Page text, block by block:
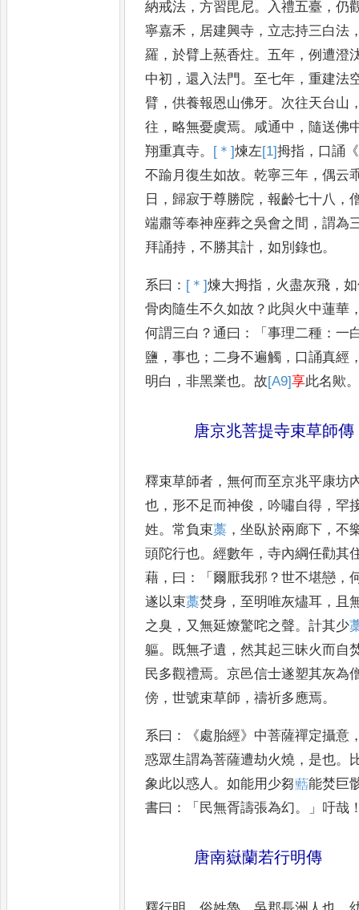
納戒法 ，方習毘尼。 入禮五臺 ，仍
寧嘉禾 ， 居建興寺 ， 立志持三白法
羅 ，於臂上爇香炷。 五年 ，例遭澄
中初 ，還入法門 。至七年 ，重建法
臂 ，供養報恩山佛牙。 次往天台山
往 ，略無憂虞焉。 咸通中 ， 隨送佛
翔重真寺。 [＊]煉左[1]拇指 ， 口誦 《
不踰月復生如故。乾寧三年 ，偶云
日 ， 歸寂于尊勝院 ，報齡七十八 ，
端肅等奉神座葬之吳會之間 ，謂為
拜誦持 ，不勝其計 ，如別錄也。
系曰 ： [＊]煉大拇指 ， 火盡灰飛 ，
骨肉隨生不久如故 ？ 此與火中蓮華
何謂三白 ？通曰 ：「事理二種 ：一
鹽 ，事也 ； 二身不遍觸 ， 口誦真經
明白 ，非黑業也。故[A9]享此名歟
唐京兆菩提寺束草師傳
釋束草師者 ，無何而至京兆平康坊
也 ， 形不足而神俊 ， 吟嘯自得 ，罕
姓。常負束藁 ，坐臥於兩廊下 ，不
頭陀行也。經數年 ，寺內綱任勸其
藉 ， 曰 ：「爾厭我邪 ？世不堪戀 ，
遂以束藁焚身 ，至明唯灰燼耳 ， 且
之臭 ， 又無延燎驚咤之聲。計其少
軀。 既無孑遺 ，然其起三昧火而自
民多觀禮焉。京邑信士遂塑其灰為
傍 ，世號束草師 ，禱祈多應焉。
系曰 ：《處胎經》 中菩薩禪定攝意
惑眾生謂為菩薩遭劫火燒 ， 是也。
象此以惑人 。如能用少芻𮓐能焚巨
書曰 ：「 民無胥譸張為幻。」 吁哉
唐南嶽蘭若行明傳